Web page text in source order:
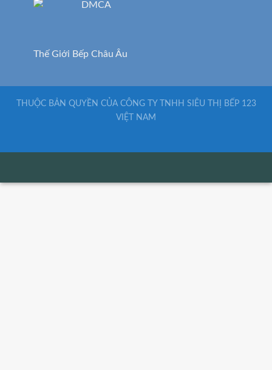
Thế Giới Bếp Châu Âu
THUỘC BẢN QUYỀN CỦA CÔNG TY TNHH SIÊU THỊ BẾP 123
VIỆT NAM